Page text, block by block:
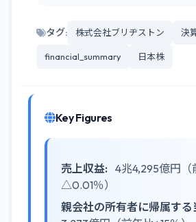
タグ: 株式会社ブリヂストン 決
financial_summary 日本株
Key Figures
売上収益: 4兆4,295億円（
△0.01％）
親会社の所有者に帰属する